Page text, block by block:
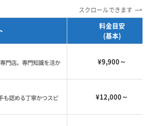
スクロールできます
料金目安
(基本)
門店。専門知識を活か
¥9,900～
も認める丁寧かつスピ
¥12,000～